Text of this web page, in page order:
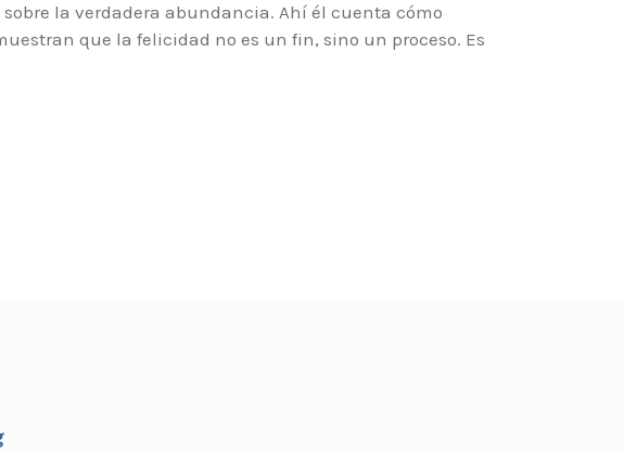
sobre la verdadera abundancia. Ahí él cuenta cómo
que la felicidad no es un fin, sino un proceso. Es